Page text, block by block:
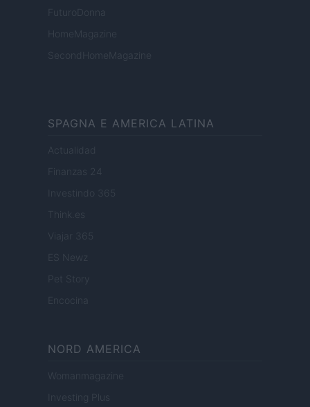
FuturoDonna
HomeMagazine
SecondHomeMagazine
SPAGNA E AMERICA LATINA
Actualidad
Finanzas 24
Investindo 365
Viajar 365
ES Newz
Pet Story
Encocina
NORD AMERICA
Womanmagazine
Investing Plus